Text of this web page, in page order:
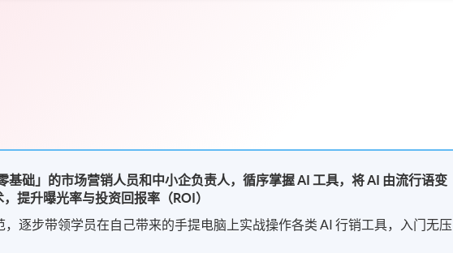
基础」的市场营销人员和中小企负责人，循序掌握 AI 工具，将 AI 由流行语变
提升曝光率与投资回报率（ROI）
逐步带领学员在自己带来的手提电脑上实战操作各类 AI 行销工具，入门无压